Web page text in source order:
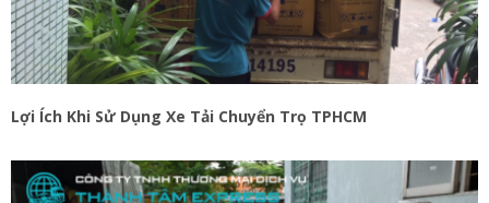
Lợi Ích Khi Sử Dụng Xe Tải Chuyển Trọ TPHCM